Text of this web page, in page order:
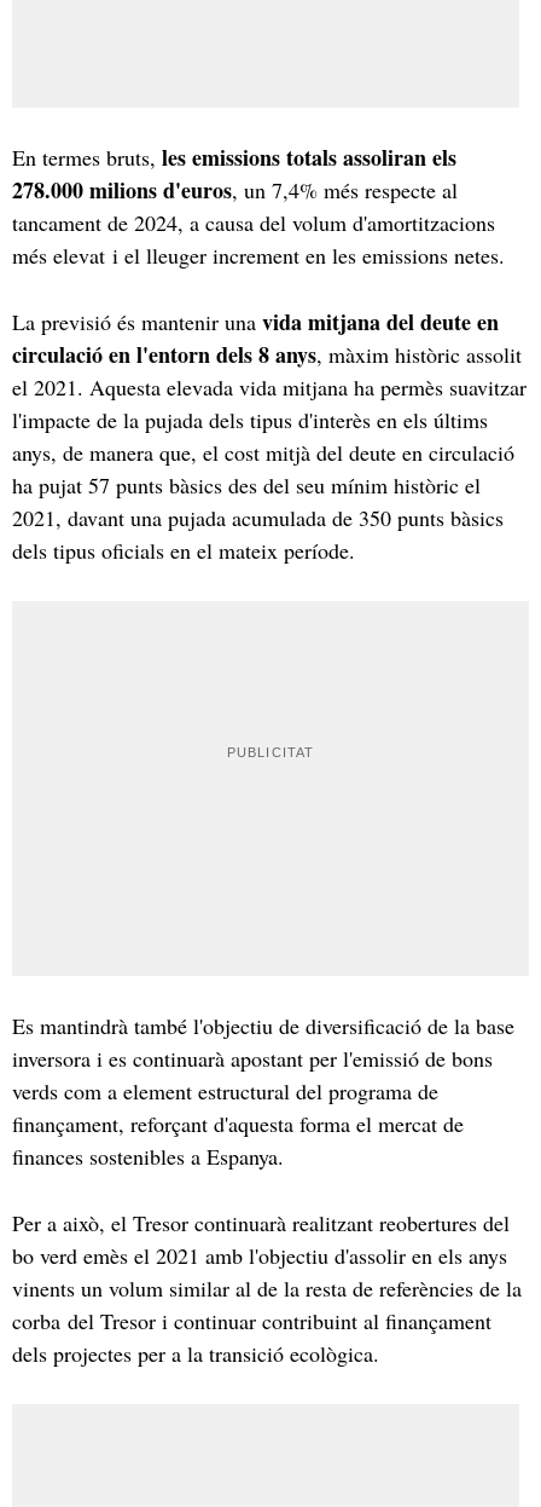
En termes bruts, les emissions totals assoliran els
278.000 milions d'euros, un 7,4% més respecte al
tancament de 2024, a causa del volum d'amortitzacions
més elevat i el lleuger increment en les emissions netes.
La previsió és mantenir una vida mitjana del deute en
circulació en l'entorn dels 8 anys, màxim històric assolit
el 2021. Aquesta elevada vida mitjana ha permès suavitzar
l'impacte de la pujada dels tipus d'interès en els últims
anys, de manera que, el cost mitjà del deute en circulació
ha pujat 57 punts bàsics des del seu mínim històric el
2021, davant una pujada acumulada de 350 punts bàsics
dels tipus oficials en el mateix període.
Es mantindrà també l'objectiu de diversificació de la base
inversora i es continuarà apostant per l'emissió de bons
verds com a element estructural del programa de
finançament, reforçant d'aquesta forma el mercat de
finances sostenibles a Espanya.
Per a això, el Tresor continuarà realitzant reobertures del
bo verd emès el 2021 amb l'objectiu d'assolir en els anys
vinents un volum similar al de la resta de referències de la
corba del Tresor i continuar contribuint al finançament
dels projectes per a la transició ecològica.